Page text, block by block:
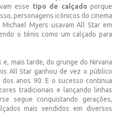
esse tipo de calçado porque
personagens icônicos do cinema
Myers usavam All Star em
o tênis como um calçado para
mais tarde, do grunge do Nirvana
All Star ganhou de vez o público
anos 90. E o sucesso continua
tradicionais e lançando linhas
segue conquistando gerações,
mais vendidos em diversos